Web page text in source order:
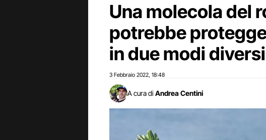
Una molecola del
potrebbe
in due modi diversi
3 Febbraio 2022 18:48
A cura di Andrea Centini